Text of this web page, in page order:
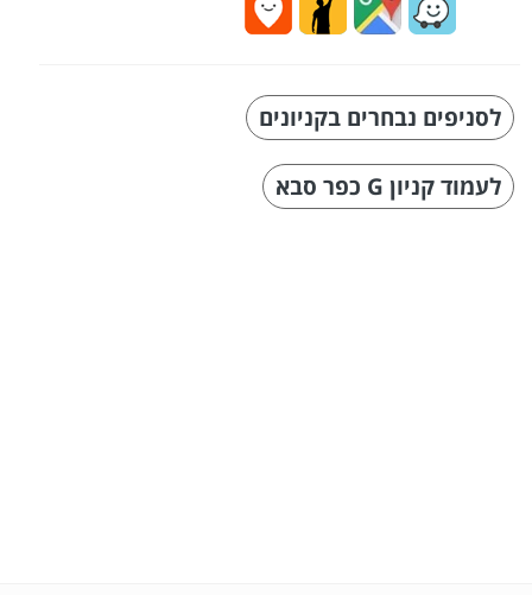
לסניפים נבחרים בקניונים
לעמוד קניון G כפר סבא